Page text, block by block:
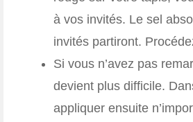
à vos invités. Le sel
invités partiront.
Si vous n’avez pas
devient plus difficile.
appliquer ensuite